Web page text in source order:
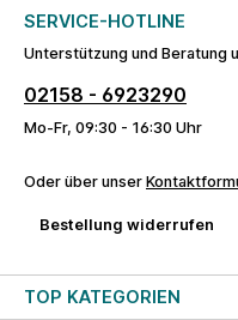
SERVICE-HOTLINE
Unterstützung und Beratung
02158 - 6923290
Mo-Fr, 09:30 - 16:30 Uhr
Oder über unser
Bestellung widerrufen
TOP KATEGORIEN